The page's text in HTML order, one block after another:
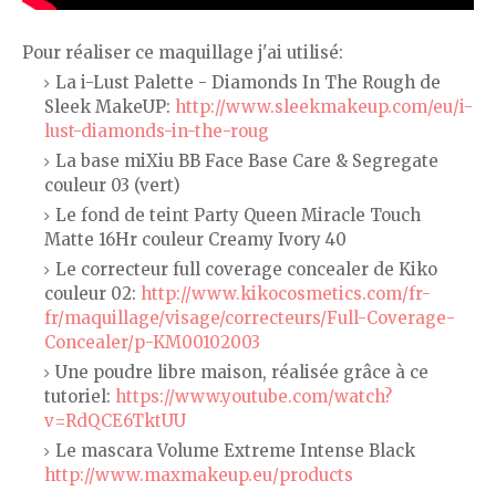
Pour réaliser ce maquillage j'ai utilisé:
La i-Lust Palette - Diamonds In The Rough de
Sleek MakeUP: http://www.sleekmakeup.com/eu/i-
lust-diamonds-in-the-roug
La base miXiu BB Face Base Care & Segregate
couleur 03 (vert)
Le fond de teint Party Queen Miracle Touch
Matte 16Hr couleur Creamy Ivory 40
Le correcteur full coverage concealer de Kiko
couleur 02: http://www.kikocosmetics.com/fr-
fr/maquillage/visage/correcteurs/Full-Coverage-
Concealer/p-KM00102003
Une poudre libre maison, réalisée grâce à ce
tutoriel: https://www.youtube.com/watch?
v=RdQCE6TktUU
Le mascara Volume Extreme Intense Black
http://www.maxmakeup.eu/products